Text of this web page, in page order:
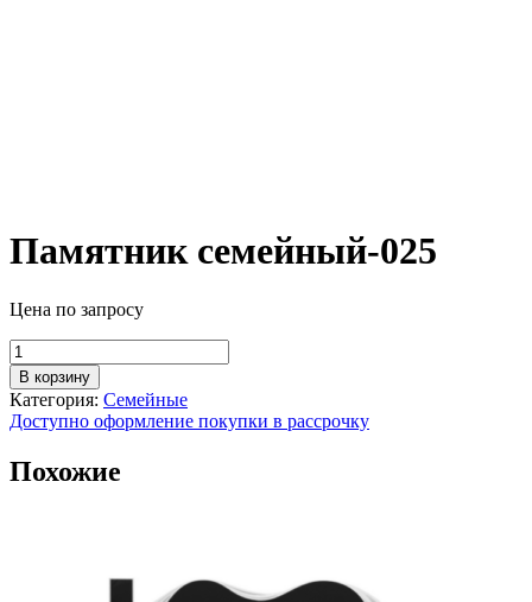
Памятник семейный-025
Цена по запросу
Количество
товара
Памятник
семейный-025
В корзину
Категория: Семейные
Доступно оформление покупки в рассрочку
Похожие